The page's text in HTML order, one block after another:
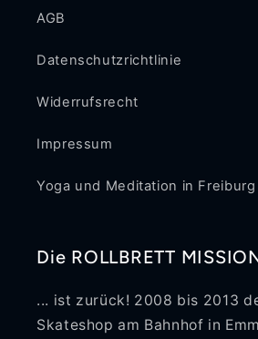
AGB
Datenschutzrichtlinie
Widerrufsrecht
Impressum
Yoga und Meditation in Freiburg
Die ROLLBRETT
... ist zurück! 2008 bis 2013
Skateshop am Bahnhof in